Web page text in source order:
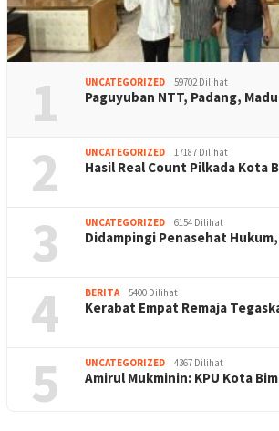
1 UNCATEGORIZED 59702 Dilihat
Paguyuban NTT, Padang,
2 UNCATEGORIZED 17187 Dilihat
Hasil Real Count Pilkada Kota
3 UNCATEGORIZED 6154 Dilihat
Didampingi Penasehat
4 BERITA 5400 Dilihat
Kerabat Empat Remaja
5 UNCATEGORIZED 4367 Dilihat
Amirul Mukminin: KPU Kota